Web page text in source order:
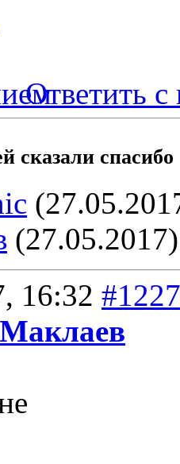
Ответить с
сказали
(27.05.2017)
16:32 #1227